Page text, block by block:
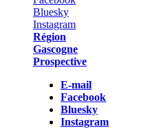
Région
Gascogne
Prospective
E-mail
Facebook
Bluesky
Instagram